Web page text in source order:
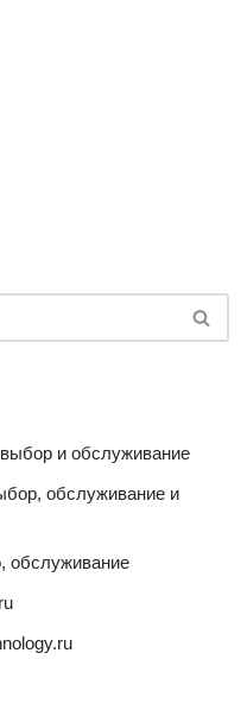
и обслуживание
обслуживание и
обслуживание